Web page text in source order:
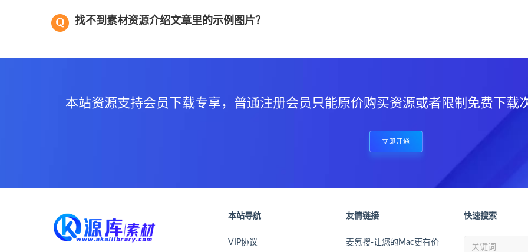
找不到素材资源介绍文章里的示例图片？
本站资源支持会员下载专享，普通注册会员只能原价购买资源或者限制免费下载
立即开通
本站导航
VIP协议
友情链接
麦氪搜-让您的Mac更有价
快速搜索